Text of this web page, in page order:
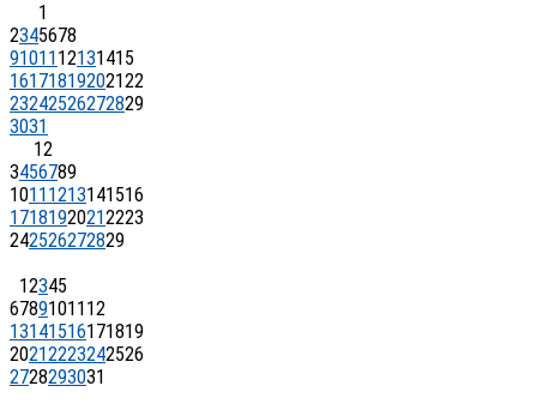
1
2345678
91011 12131415
16171819202122
23242526272829
3031
12
3456789
1011 1213141516
17181920212223
242526272829
12345
67891011 12
13141516171819
20212223242526
2728293031